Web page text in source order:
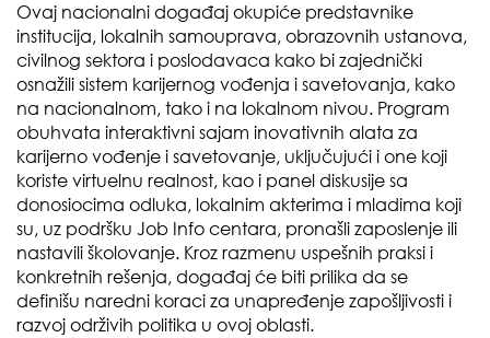
Ovaj nacionalni događaj okupiće predstavnike
institucija, lokalnih samouprava, obrazovnih ustanova,
civilnog sektora i poslodavaca kako bi zajednički
osnažili sistem karijernog vođenja i savetovanja, kako
na nacionalnom, tako i na lokalnom nivou. Program
obuhvata interaktivni sajam inovativnih alata za
karijerno vođenje i savetovanje, uključujući i one koji
koriste virtuelnu realnost, kao i panel diskusije sa
donosiocima odluka, lokalnim akterima i mladima koji
su, uz podršku Job Info centara, pronašli zaposlenje ili
nastavili školovanje. Kroz razmenu uspešnih praksi i
konkretnih rešenja, događaj će biti prilika da se
definišu naredni koraci za unapređenje zapošljivosti i
razvoj održivih politika u ovoj oblasti.